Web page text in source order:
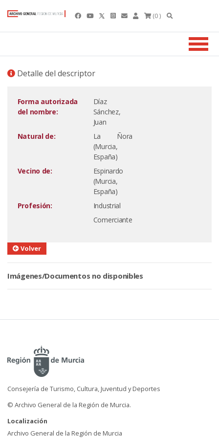
(0 )
Detalle del descriptor
Forma autorizada
del nombre:
Díaz
Sánchez,
Juan
Natural de:
La Ñora
(Murcia,
España)
Vecino de:
Espinardo
(Murcia,
España)
Profesión:
Industrial
Comerciante
Volver
Imágenes/Documentos no disponibles
Consejería de Turismo, Cultura, Juventud y Deportes
© Archivo General de la Región de Murcia.
Localización
Archivo General de la Región de Murcia